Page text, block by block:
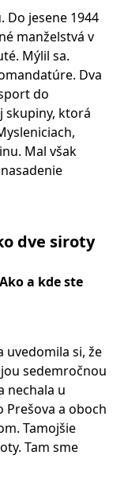
Do jesene 1944
manželstvá v
Mýlil sa.
Dva
do
skupiny, ktorá
Mal však
dve siroty
a kde ste
uvedomila si, že
sedemročnou
nechala u
Prešova a oboch
Tamojšie
Tam sme